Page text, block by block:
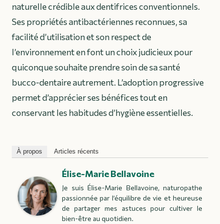
naturelle crédible aux dentifrices conventionnels.
Ses propriétés antibactériennes reconnues, sa
facilité d’utilisation et son respect de
l’environnement en font un choix judicieux pour
quiconque souhaite prendre soin de sa santé
bucco-dentaire autrement. L’adoption progressive
permet d’apprécier ses bénéfices tout en
conservant les habitudes d’hygiène essentielles.
À propos Articles récents
Élise-Marie Bellavoine
Je suis Élise-Marie Bellavoine, naturopathe
passionnée par l’équilibre de vie et heureuse
de partager mes astuces pour cultiver le
bien-être au quotidien.